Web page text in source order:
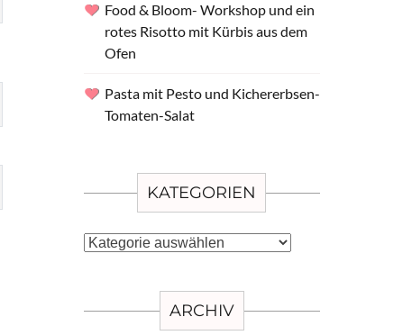
Food & Bloom- Workshop und ein
rotes Risotto mit Kürbis aus dem
Ofen
Pasta mit Pesto und Kichererbsen-
Tomaten-Salat
KATEGORIEN
Kategorien
ARCHIV